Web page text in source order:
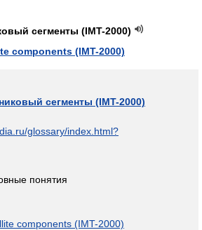
сегменты (IMT-2000)
components (IMT-2000)
сегменты (IMT-2000)
glossary/index.html?
понятия
components (IMT-2000)